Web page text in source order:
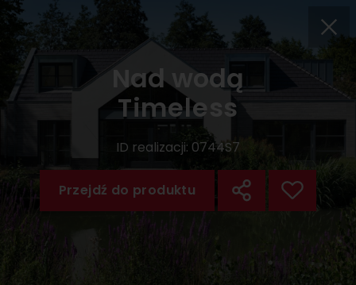
Nad wodą
Timeless
ID realizacji: 0744S7
Przejdź do produktu